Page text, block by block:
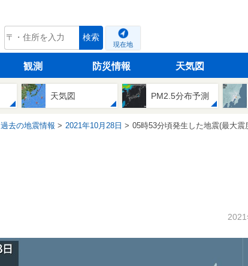
tenki.jp 検索
現在地
観測 防災情報 天気図
天気図 PM2.5分布予測
過去の地震情報 2021年10月28日 05時53分頃発生した地震(最大震